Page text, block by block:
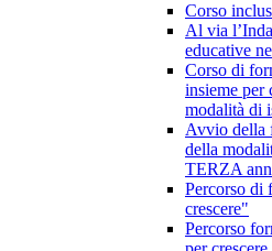
Corso
Al via
educative
Corso di
insieme per
modalità di
Avvio della
della
TERZA
Percorso di
crescere"
Percorso